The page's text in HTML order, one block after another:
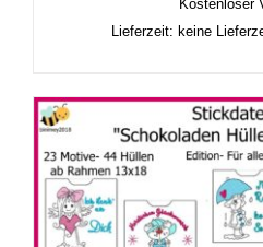
Kostenloser
Lieferzeit: keine